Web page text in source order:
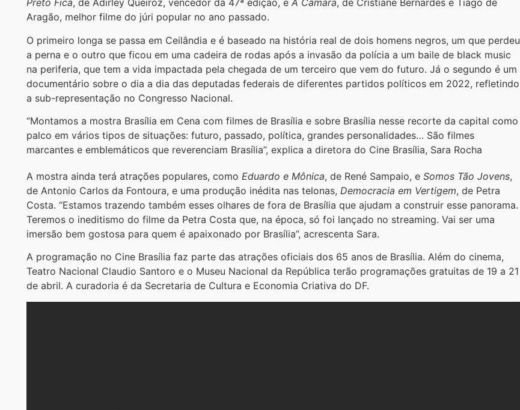
Preto Fica, de Adirley Queiroz, vencedor da 47ª edição, e A Câmara, de Cristiane Bernardes e Tiago de
Aragão, melhor filme do júri popular no ano passado.
O primeiro longa se passa em Ceilândia e é baseado na história real de dois homens negros, um que perdeu
a perna e o outro que ficou em uma cadeira de rodas após a invasão da polícia a um baile de black music
na periferia, que tem a vida impactada pela chegada de um terceiro que vem do futuro. Já o segundo é um
documentário sobre o dia a dia das deputadas federais de diferentes partidos políticos em 2022, refletindo
a sub-representação no Congresso Nacional.
“Montamos a mostra Brasília em Cena com filmes de Brasília e sobre Brasília nesse recorte da capital como
palco em vários tipos de situações: futuro, passado, política, grandes personalidades… São filmes
marcantes e emblemáticos que reverenciam Brasília”, explica a diretora do Cine Brasília, Sara Rocha
A mostra ainda terá atrações populares, como Eduardo e Mônica, de René Sampaio, e Somos Tão Jovens,
de Antonio Carlos da Fontoura, e uma produção inédita nas telonas, Democracia em Vertigem, de Petra
Costa. “Estamos trazendo também esses olhares de fora de Brasília que ajudam a construir esse panorama.
Teremos o ineditismo do filme da Petra Costa que, na época, só foi lançado no streaming. Vai ser uma
imersão bem gostosa para quem é apaixonado por Brasília”, acrescenta Sara.
A programação no Cine Brasília faz parte das atrações oficiais dos 65 anos de Brasília. Além do cinema,
Teatro Nacional Claudio Santoro e o Museu Nacional da República terão programações gratuitas de 19 a 21
de abril. A curadoria é da Secretaria de Cultura e Economia Criativa do DF.